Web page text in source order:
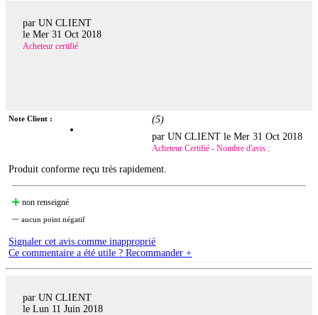
par UN CLIENT
le Mer 31 Oct 2018
Acheteur certifié
Note Client : (5)
par UN CLIENT leMer 31 Oct 2018
Acheteur Certifié - Nombre d'avis :
Produit conforme reçu très rapidement.
non renseigné
aucun point négatif
Signaler cet avis comme inapproprié
Ce commentaire a été utile ? Recommander +
par UN CLIENT
le Lun 11 Juin 2018